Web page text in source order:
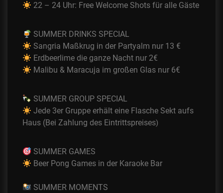
22 – 24 Uhr: Free Welcome Shots für alle Gäste
SUMMER DRINKS SPECIAL
Sangria Maßkrug in der Partyalm nur 13 €
Erdbeerlime die ganze Nacht nur 2€
Malibu & Maracuja im großen Glas nur 6€
SUMMER GROUP SPECIAL
Jede 3er Gruppe erhält eine Flasche Sekt aufs
Haus (Bei Zahlung des Eintrittspreises)
SUMMER GAMES
Beer Pong Games in der Karaoke Bar
SUMMER MOMENTS